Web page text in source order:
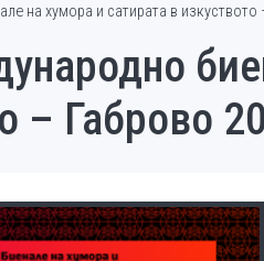
на хумора и сатирата в
– Габрово